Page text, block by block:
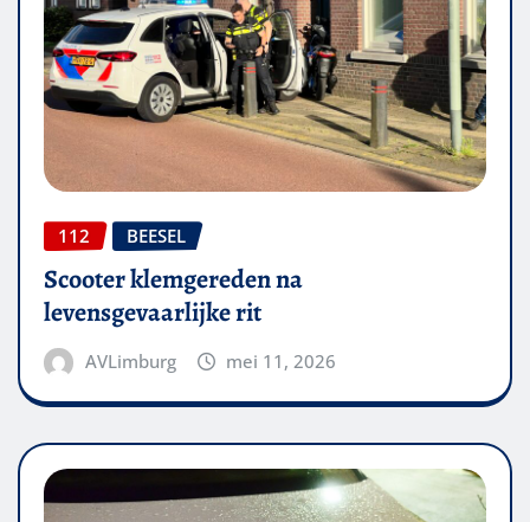
112 BEESEL
Scooter klemgereden na
levensgevaarlijke rit
AVLimburg mei 11, 2026